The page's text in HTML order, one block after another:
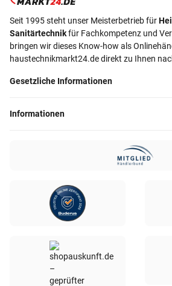
Seit 1995 steht unser Meisterbetrieb für
Sanitärtechnikfür Fachkompetenz und
bringen wir dieses Know-how als
haustechnikmarkt24.de direkt zu Ihnen
Gesetzliche Informationen
Informationen